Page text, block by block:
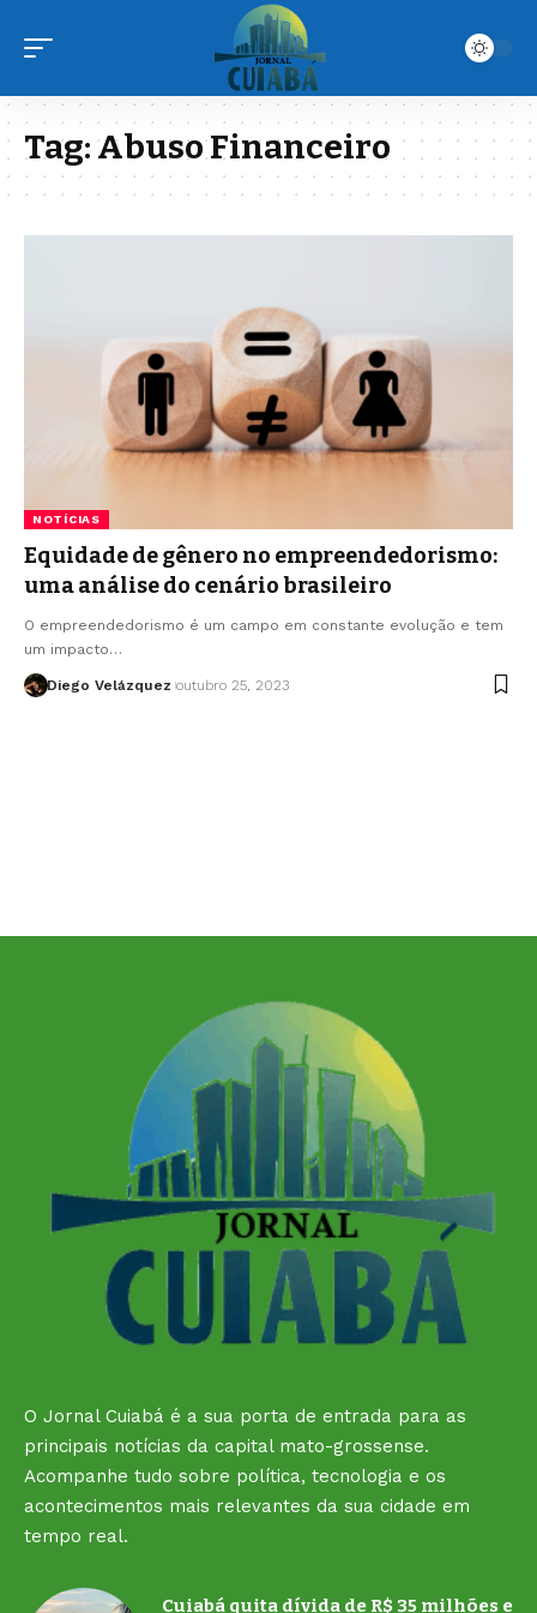
Tag:Abuso Financeiro
NOTÍCIAS
Equidade de gênero no empreendedorismo:
uma análise do cenário brasileiro
O empreendedorismo é um campo em constante evolução e tem
um impacto…
Diego Velázquez outubro 25, 2023
O Jornal Cuiabá é a sua porta de entrada para as
principais notícias da capital mato-grossense.
Acompanhe tudo sobre política, tecnologia e os
acontecimentos mais relevantes da sua cidade em
tempo real.
Cuiabá quita dívida de R$ 35 milhões e